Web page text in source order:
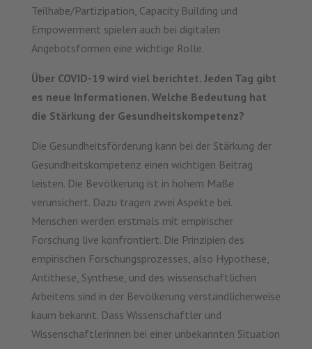
Teilhabe/Partizipation, Capacity Building und
Empowerment spielen auch bei digitalen
Angebotsformen eine wichtige Rolle.
Über COVID-19 wird viel berichtet. Jeden Tag gibt
es neue Informationen. Welche Bedeutung hat
die Stärkung der Gesundheitskompetenz?
Die Gesundheitsförderung kann bei der Stärkung der
Gesundheitskompetenz einen wichtigen Beitrag
leisten. Die Bevölkerung ist in hohem Maße
verunsichert. Dazu tragen zwei Aspekte bei.
Menschen werden erstmals mit empirischer
Forschung live konfrontiert. Die Prinzipien des
empirischen Forschungsprozesses, also Hypothese,
Antithese, Synthese, und des wissenschaftlichen
Arbeitens sind in der Bevölkerung verständlicherweise
kaum bekannt. Dass Wissenschaftler und
Wissenschaftlerinnen bei einer unbekannten Situation